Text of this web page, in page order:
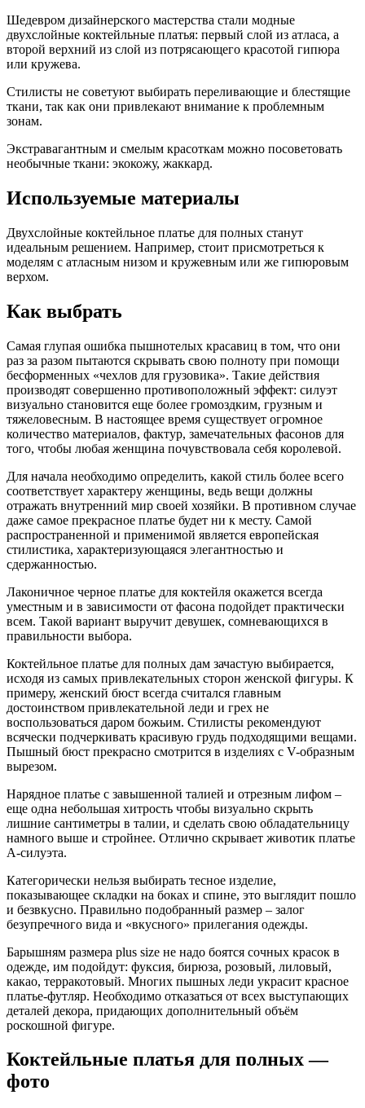
Шедевром дизайнерского мастерства стали модные
двухслойные коктейльные платья: первый слой из атласа, а
второй верхний из слой из потрясающего красотой гипюра
или кружева.
Стилисты не советуют выбирать переливающие и блестящие
ткани, так как они привлекают внимание к проблемным
зонам.
Экстравагантным и смелым красоткам можно посоветовать
необычные ткани: экокожу, жаккард.
Используемые материалы
Двухслойные коктейльное платье для полных станут
идеальным решением. Например, стоит присмотреться к
моделям с атласным низом и кружевным или же гипюровым
верхом.
Как выбрать
Самая глупая ошибка пышнотелых красавиц в том, что они
раз за разом пытаются скрывать свою полноту при помощи
бесформенных «чехлов для грузовика». Такие действия
производят совершенно противоположный эффект: силуэт
визуально становится еще более громоздким, грузным и
тяжеловесным. В настоящее время существует огромное
количество материалов, фактур, замечательных фасонов для
того, чтобы любая женщина почувствовала себя королевой.
Для начала необходимо определить, какой стиль более всего
соответствует характеру женщины, ведь вещи должны
отражать внутренний мир своей хозяйки. В противном случае
даже самое прекрасное платье будет ни к месту. Самой
распространенной и применимой является европейская
стилистика, характеризующаяся элегантностью и
сдержанностью.
Лаконичное черное платье для коктейля окажется всегда
уместным и в зависимости от фасона подойдет практически
всем. Такой вариант выручит девушек, сомневающихся в
правильности выбора.
Коктейльное платье для полных дам зачастую выбирается,
исходя из самых привлекательных сторон женской фигуры. К
примеру, женский бюст всегда считался главным
достоинством привлекательной леди и грех не
воспользоваться даром божьим. Стилисты рекомендуют
всячески подчеркивать красивую грудь подходящими вещами.
Пышный бюст прекрасно смотрится в изделиях с V-образным
вырезом.
Нарядное платье с завышенной талией и отрезным лифом –
еще одна небольшая хитрость чтобы визуально скрыть
лишние сантиметры в талии, и сделать свою обладательницу
намного выше и стройнее. Отлично скрывает животик платье
А-силуэта.
Категорически нельзя выбирать тесное изделие,
показывающее складки на боках и спине, это выглядит пошло
и безвкусно. Правильно подобранный размер – залог
безупречного вида и «вкусного» прилегания одежды.
Барышням размера plus size не надо боятся сочных красок в
одежде, им подойдут: фуксия, бирюза, розовый, лиловый,
какао, терракотовый. Многих пышных леди украсит красное
платье-футляр. Необходимо отказаться от всех выступающих
деталей декора, придающих дополнительный объём
роскошной фигуре.
Коктейльные платья для полных —
фото